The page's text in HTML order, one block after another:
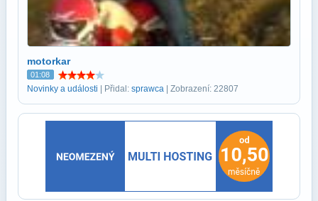
motorkar
01:08
Novinky a události | Přidal: sprawca | Zobrazení: 22807